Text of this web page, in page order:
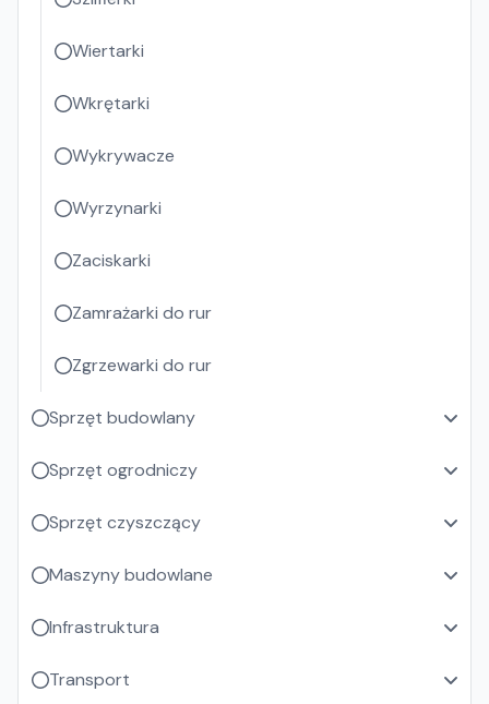
Wiertarki
Wkrętarki
Wykrywacze
Wyrzynarki
Zaciskarki
Zamrażarki do rur
Zgrzewarki do rur
Sprzęt budowlany
Sprzęt ogrodniczy
Sprzęt czyszczący
Maszyny budowlane
Infrastruktura
Transport